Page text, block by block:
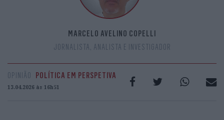
MARCELO AVELINO COPELLI
JORNALISTA, ANALISTA E INVESTIGADOR
OPINIÃO POLÍTICA EM PERSPETIVA
13.04.2026 às 16h51